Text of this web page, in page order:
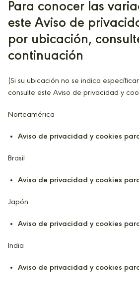
Para conocer las
este Aviso de
por ubicación,
continuación
(Si su ubicación no se indica
consulte este Aviso de privacidad y
Norteamérica
Aviso de privacidad y cookies
Brasil
Aviso de privacidad y cookies
Japón
Aviso de privacidad y cookies
India
Aviso de privacidad y cookies